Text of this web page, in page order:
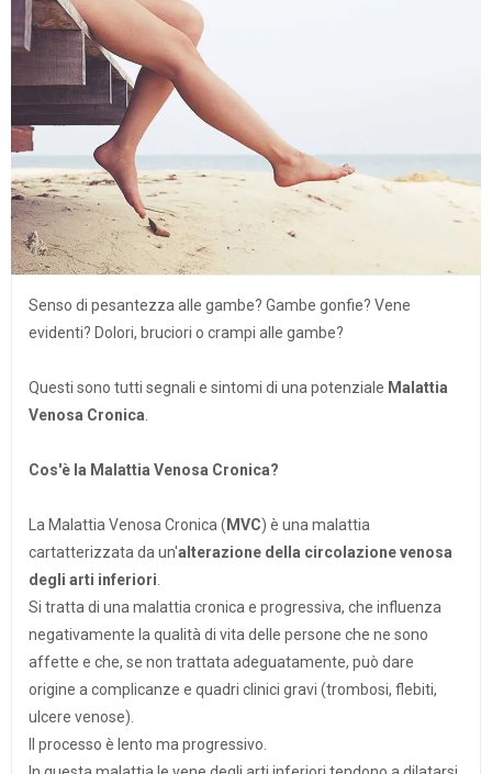
Senso di pesantezza alle gambe? Gambe gonfie? Vene
evidenti? Dolori, bruciori o crampi alle gambe?
Questi sono tutti segnali e sintomi di una potenziale Malattia
Venosa Cronica
Cos'è la Malattia Venosa Cronica?
La Malattia Venosa Cronica ( MVC) è una malattia
cartatterizzata da un'alterazione della circolazione venosa
degli arti inferiori
Si tratta di una malattia cronica e progressiva, che influenza
negativamente la qualità di vita delle persone che ne sono
affette e che, se non trattata adeguatamente, può dare
origine a complicanze e quadri clinici gravi (trombosi, flebiti,
ulcere venose).
Il processo è lento ma progressivo.